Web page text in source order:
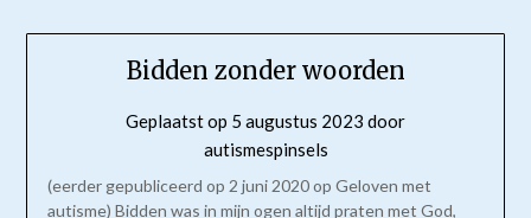
Bidden zonder woorden
Geplaatst op 5 augustus 2023 door
autismespinsels
(eerder gepubliceerd op 2 juni 2020 op Geloven met
autisme) Bidden was in mijn ogen altijd praten met God,